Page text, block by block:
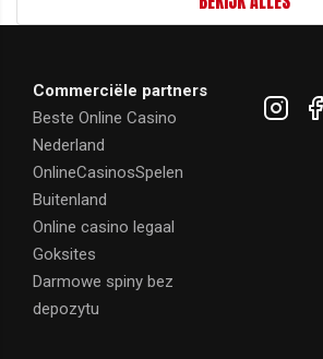
Commerciële partners
Beste Online Casino
Nederland
OnlineCasinosSpelen
Buitenland
Online casino legaal
Goksites
Darmowe spiny bez
depozytu